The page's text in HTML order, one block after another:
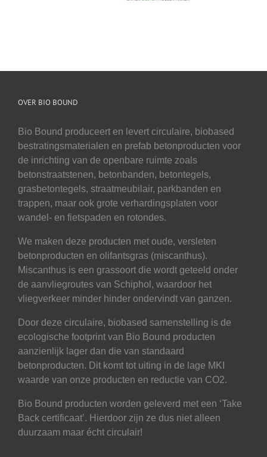
OVER BIO BOUND
Bio Bound produceert en levert circulaire, biobased
bestratingsmaterialen en prefab betonproducten voor
de inrichting van de openbare ruimte zoals
betonstraatstenen, betonbanden, betontegels,
grasbetontegels, straatmeubilair, parkbanden en
trappen, maar ook grote verhardingsplaten voor
wandel- en fietspaden en rotondes.
We maken deze producten met oude, versleten
betonproducten en olifantsgras (miscanthus).
Miscanthus is een grassoort die wordt geteeld onder
de aanvliegroutes van Schiphol, waardoor het
vliegverkeer minder hinder ondervindt van ganzen.
Door deze circulaire, biobased samenstelling is de
ecologische footprint van Bio Bound producten
aanzienlijk lager dan die van standaard
betonproducten. Dit komt tot uiting in de lage MKI
waarde van onze producten en reductie van CO2.
Bio Bound producten worden geleverd met een ‘Take
Back certificaat’. Hierdoor zijn ze dus niet alleen
duurzaam maar écht circulair!